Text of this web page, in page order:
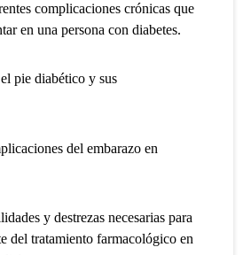
complicaciones crónicas que
en una persona con diabetes.
pie diabético y sus
del embarazo en
y destrezas necesarias para
del tratamiento farmacológico en